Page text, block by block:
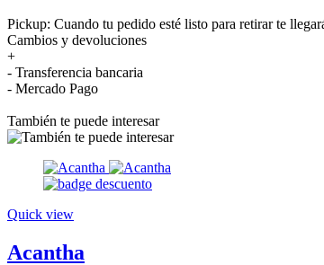
Pickup: Cuando tu pedido esté listo para retirar te
Cambios y devoluciones
+
- Transferencia bancaria
- Mercado Pago
También te puede interesar
Quick view
Acantha